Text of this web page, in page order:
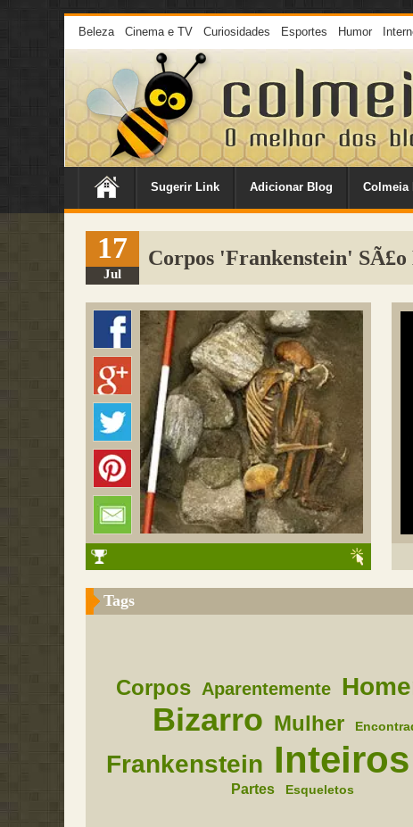
Beleza Cinema e TV Curiosidades Esportes Humor
Sugerir Link Adicionar Blog Colmeia
17
Jul
Corpos 'Frankenstein' SÃ£o
Tags
Corpos Aparentemente
Bizarro Mulher
Frankenstein Inteiros
Partes Esqueletos